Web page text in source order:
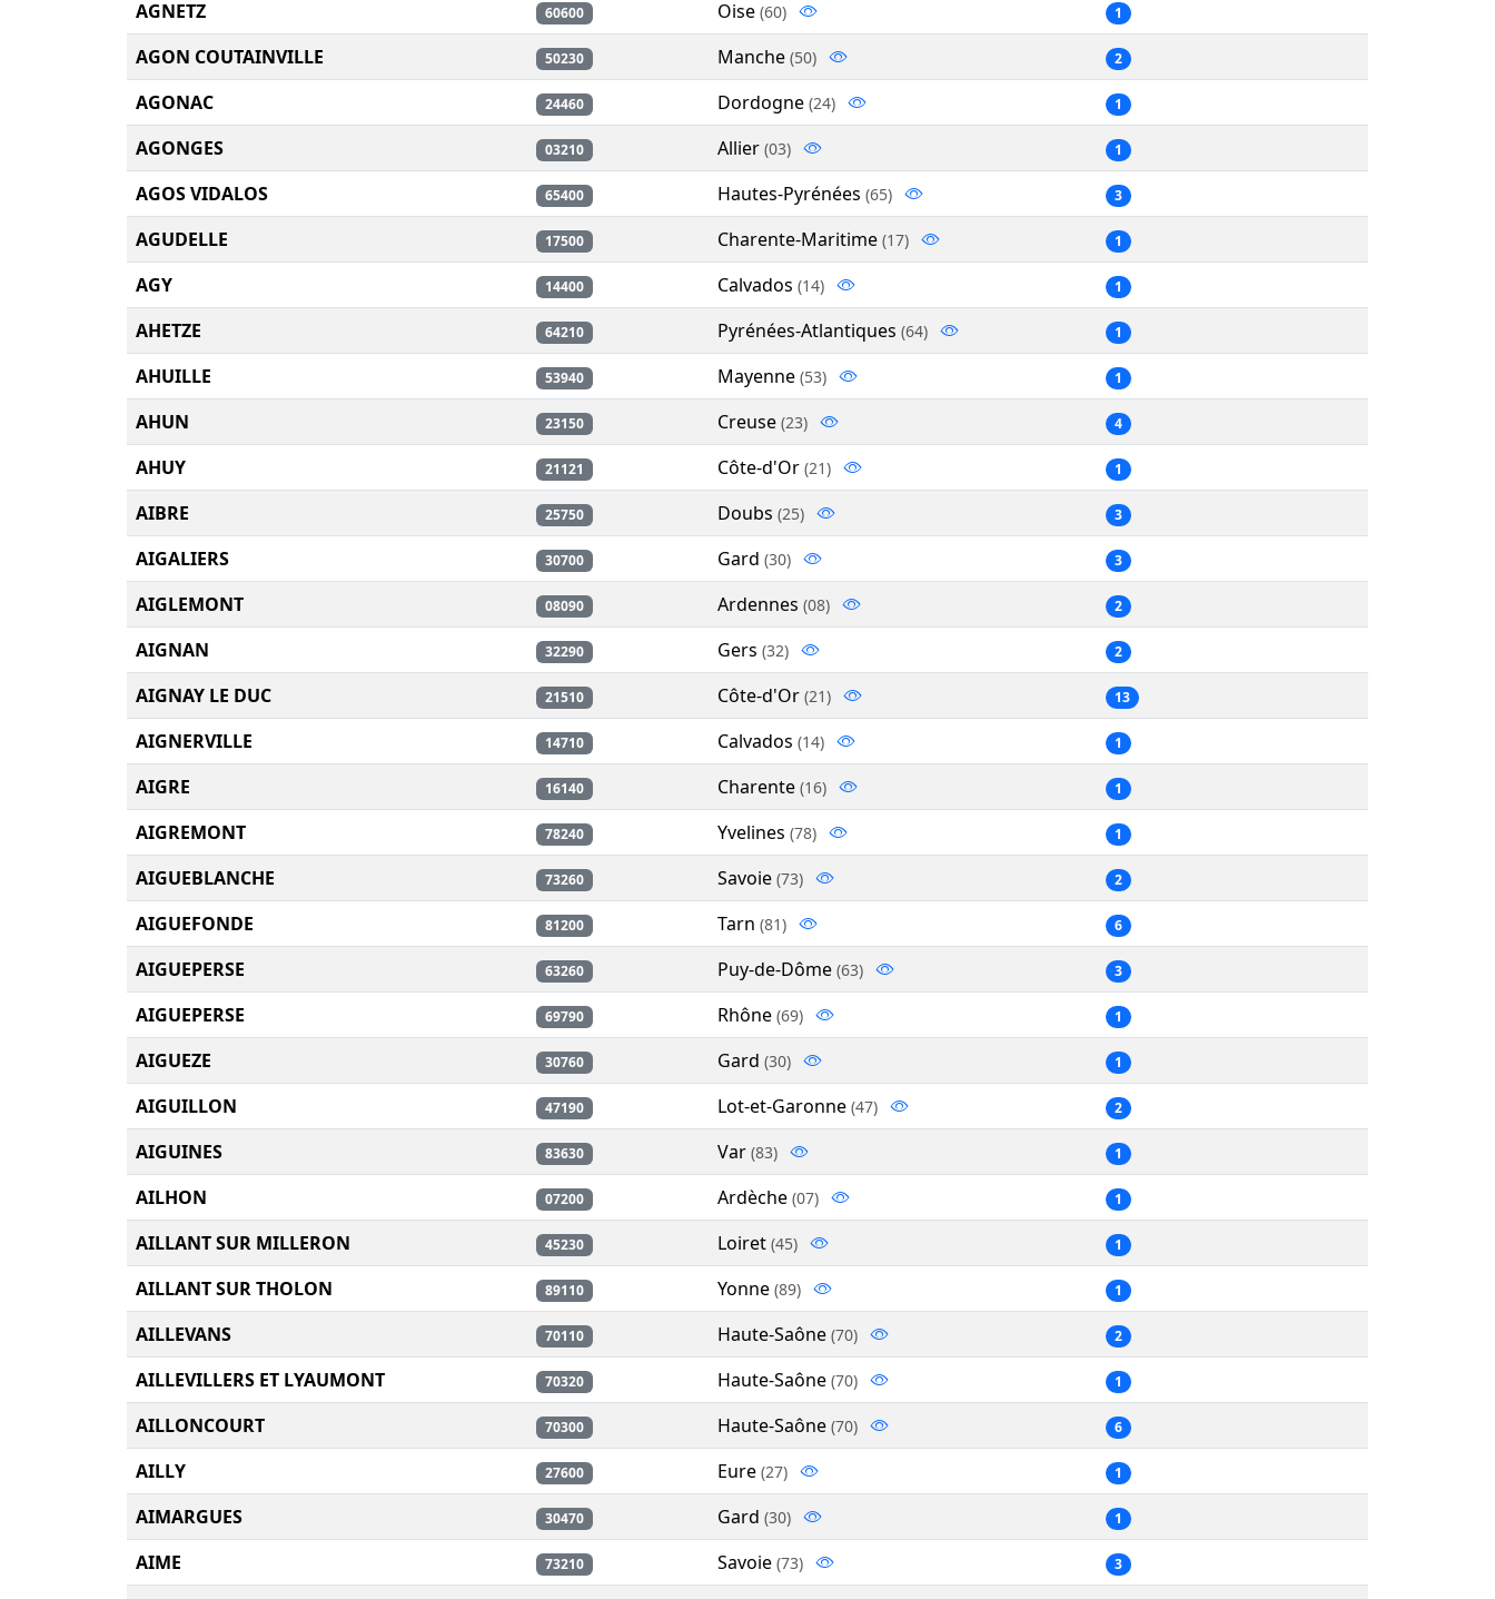
AGNETZ 60600 Oise (60) 1
AGON COUTAINVILLE 50230 Manche (50) 2
AGONAC 24460 Dordogne (24) 1
AGONGES 03210 Allier (03) 1
AGOS VIDALOS 65400 Hautes-Pyrénées (65) 3
AGUDELLE 17500 Charente-Maritime (17) 1
AGY 14400 Calvados (14) 1
AHETZE 64210 Pyrénées-Atlantiques (64) 1
AHUILLE 53940 Mayenne (53) 1
AHUN 23150 Creuse (23) 4
AHUY 21121 Côte-d'Or (21) 1
AIBRE 25750 Doubs (25) 3
AIGALIERS 30700 Gard (30) 3
AIGLEMONT 08090 Ardennes (08) 2
AIGNAN 32290 Gers (32) 2
AIGNAY LE DUC 21510 Côte-d'Or (21) 13
AIGNERVILLE 14710 Calvados (14) 1
AIGRE 16140 Charente (16) 1
AIGREMONT 78240 Yvelines (78) 1
AIGUEBLANCHE 73260 Savoie (73) 2
AIGUEFONDE 81200 Tarn (81) 6
AIGUEPERSE 63260 Puy-de-Dôme (63) 3
AIGUEPERSE 69790 Rhône (69) 1
AIGUEZE 30760 Gard (30) 1
AIGUILLON 47190 Lot-et-Garonne (47) 2
AIGUINES 83630 Var (83) 1
AILHON 07200 Ardèche (07) 1
AILLANT SUR MILLERON 45230 Loiret (45) 1
AILLANT SUR THOLON 89110 Yonne (89) 1
AILLEVANS 70110 Haute-Saône (70) 2
AILLEVILLERS ET LYAUMONT 70320 Haute-Saône (70) 1
AILLONCOURT 70300 Haute-Saône (70) 6
AILLY 27600 Eure (27) 1
AIMARGUES 30470 Gard (30) 1
AIME 73210 Savoie (73) 3